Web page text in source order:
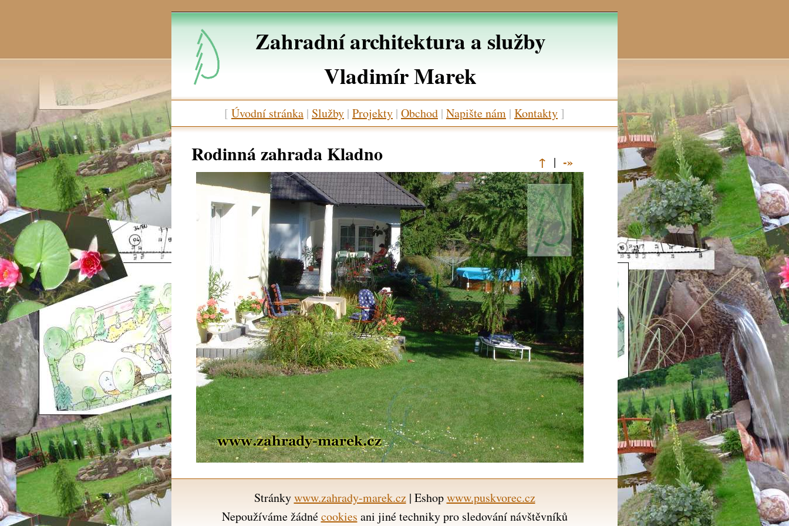
Zahradní architektura a služby
Vladimír Marek
[ Úvodní stránka | Služby | Projekty | Obchod | Napište nám | Kontakty ]
Rodinná zahrada Kladno ↑ | -»
Stránkywww.zahrady-marek.cz| Eshopwww.puskvorec.cz
Nepoužíváme žádnécookies ani jiné techniky pro sledování návštěvníků